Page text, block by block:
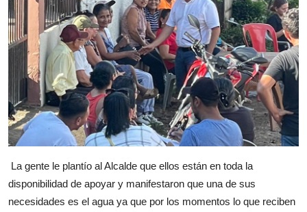
La gente le plantío al Alcalde que ellos están en toda la
disponibilidad de apoyar y manifestaron que una de sus
necesidades es el agua ya que por los momentos lo que reciben